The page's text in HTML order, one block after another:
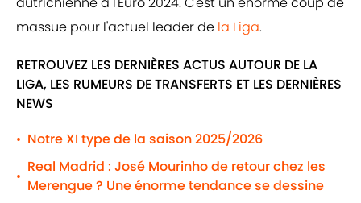
massue pour l'actuel leader de la Liga.
RETROUVEZ LES DERNIÈRES ACTUS AUTOUR DE LA
LIGA, LES RUMEURS DE TRANSFERTS ET LES DERNIÈRES
NEWS
• Notre XI type de la saison 2025/2026
•
Real Madrid : José Mourinho de retour chez les
Merengue ? Une énorme tendance se dessine